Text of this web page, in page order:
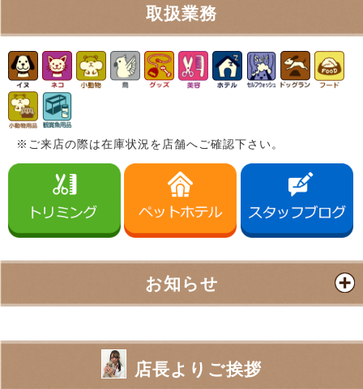
取扱業務
※ご来店の際は在庫状況を店舗へご確認下さい。
お知らせ
店長よりご挨拶